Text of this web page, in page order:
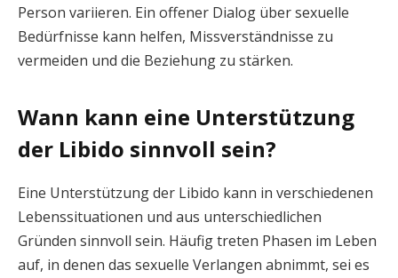
Person variieren. Ein offener Dialog über sexuelle
Bedürfnisse kann helfen, Missverständnisse zu
vermeiden und die Beziehung zu stärken.
Wann kann eine Unterstützung
der Libido sinnvoll sein?
Eine Unterstützung der Libido kann in verschiedenen
Lebenssituationen und aus unterschiedlichen
Gründen sinnvoll sein. Häufig treten Phasen im Leben
auf, in denen das sexuelle Verlangen abnimmt, sei es